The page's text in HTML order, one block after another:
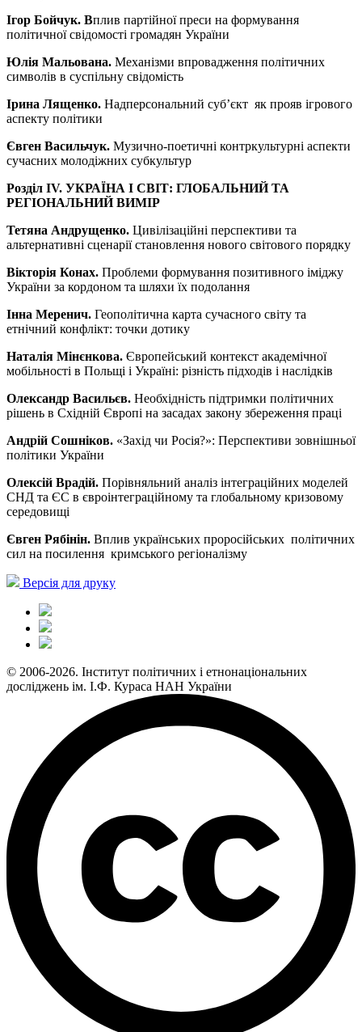
Ігор Бойчук. Вплив партійної преси на формування
політичної свідомості громадян України
Юлія Мальована. Механізми впровадження політичних
символів в суспільну свідомість
Ірина Лященко. Надперсональний суб’єкт як прояв ігрового
аспекту політики
Євген Васильчук. Музично-поетичні контркультурні аспекти
сучасних молодіжних субкультур
Розділ IV. УКРАЇНА І СВІТ: ГЛОБАЛЬНИЙ ТА
РЕГІОНАЛЬНИЙ ВИМІР
Тетяна Андрущенко. Цивілізаційні перспективи та
альтернативні сценарії становлення нового світового порядку
Вікторія Конах. Проблеми формування позитивного іміджу
України за кордоном та шляхи їх подолання
Інна Меренич. Геополітична карта сучасного світу та
етнічний конфлікт: точки дотику
Наталія Мінєнкова. Європейський контекст академічної
мобільності в Польщі і Україні: різність підходів і наслідків
Олександр Васильєв. Необхідність підтримки політичних
рішень в Східній Європі на засадах закону збереження праці
Андрій Сошніков. «Захід чи Росія?»: Перспективи зовнішньої
політики України
Олексій Врадій. Порівняльний аналіз інтеграційних моделей
СНД та ЄС в євроінтеграційному та глобальному кризовому
середовищі
Євген Рябінін. Вплив українських проросійських політичних
сил на посилення кримського регіоналізму
Версія для друку
© 2006-2026. Інститут політичних і етнонаціональних
досліджень ім. І.Ф. Кураса НАН України